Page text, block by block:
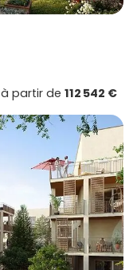
à partir de 112 542 €